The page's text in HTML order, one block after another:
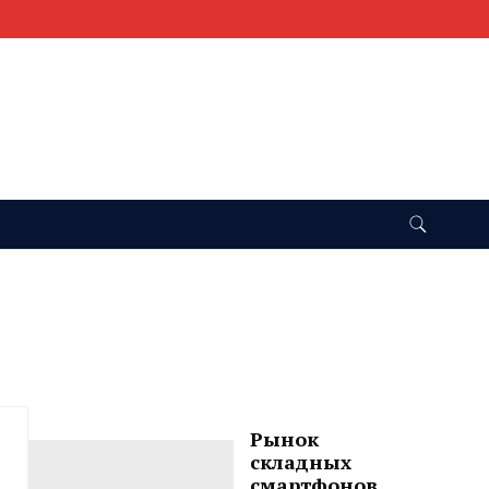
Рынок
складных